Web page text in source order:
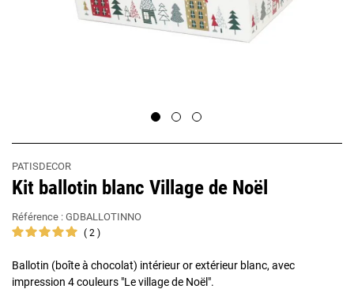
PATISDECOR
Kit ballotin blanc Village de Noël
Référence : GDBALLOTINNO
2
Ballotin (boîte à chocolat) intérieur or extérieur blanc, avec
impression 4 couleurs "Le village de Noël".